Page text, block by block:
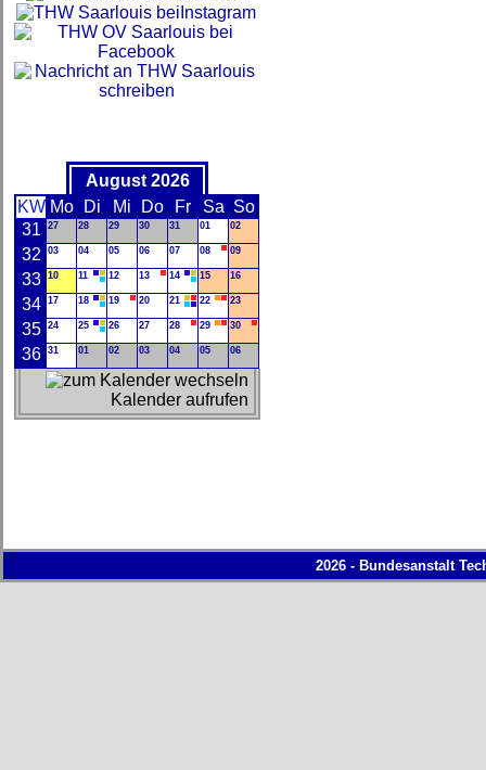
August 2026
KW Mo Di Mi Do Fr Sa So
31
27 28 29 30 31 01 02
32 03 04 05 06 07 08 09
33 10 11 12 13 14 15 16
34 17 18 19 20 21 22 23
35 24 25 26 27 28 29 30
36 31 01 02 03 04 05 06
Kalender aufrufen
2026 - Bundesanstalt